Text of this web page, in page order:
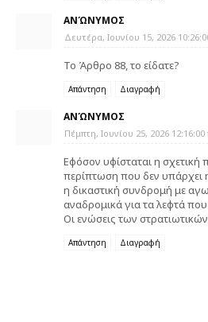
ΑΝΏΝΥΜΟΣ
Δευτέρα, Ιουνίου 15, 2026
Το Άρθρο 88, το είδατε?
Απάντηση Διαγραφή
ΑΝΏΝΥΜΟΣ
Πέμπτη, Ιουνίου 25, 2026 12:16:00
Εφόσον υφίσταται η σχετική
περίπτωση που δεν υπάρχει
η δικαστική συνδρομή με
αναδρομικά για τα λεφτά
Οι ενώσεις των
Απάντηση Διαγραφή